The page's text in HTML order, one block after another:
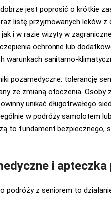
jest poprosić o krótkie
listę przyjmowanych leków z
i w razie wizyty w
ochronne lub
warunkach sanitarno-
pozamedyczne: tolerancję
ze zmianą otoczenia. Osoby
unikać długotrwałego
w podróży samolotem
to fundament bezpiecznego,
i apteczka
podróży z seniorem to